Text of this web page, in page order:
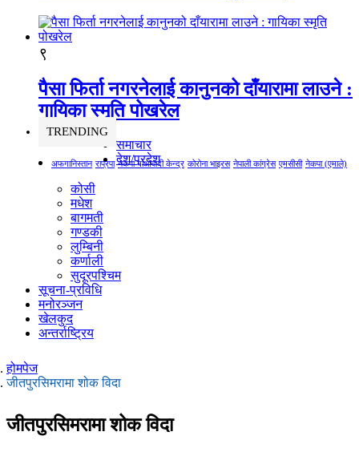
९
पैसा फिर्ता नगरनेलाई कानुनको दाँयारामा लाउने :
गायिका स्‍मृति पोखरेल
TRENDING
अफगानिस्तान राप्रपा नेकपा माओवादी केन्द्र कोरोना भाइरस नेपाली कांग्रेस एमसीसी नेकपा (एमाले)
समाचार
देश/प्रदेश
कोसी
मधेश
बागमती
गण्डकी
लुम्बिनी
कर्णाली
सुदूरपश्चिम
सूचना-प्रविधि
मनोरञ्जन
खेलकुद
अन्तर्राष्ट्रिय
होमपेज
जीतपुरसिमरामा शोक विदा
जीतपुरसिमरामा शोक विदा